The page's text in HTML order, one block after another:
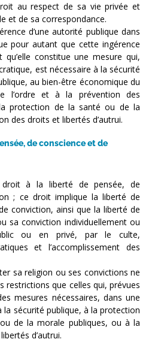
au respect de sa vie privée et
et de sa correspondance.
d’une autorité publique dans
pour autant que cette ingérence
constitue une mesure qui,
est nécessaire à la sécurité
au bien-être économique du
l’ordre et à la prévention des
protection de la santé ou de la
des droits et libertés d’autrui.
de conscience et de
à la liberté de pensée, de
; ce droit implique la liberté de
conviction, ainsi que la liberté de
sa conviction individuellement ou
ou en privé, par le culte,
et l’accomplissement des
sa religion ou ses convictions ne
restrictions que celles qui, prévues
mesures nécessaires, dans une
sécurité publique, à la protection
de la morale publiques, ou à la
d’autrui.